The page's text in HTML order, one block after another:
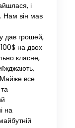
і
Нам він мав
дав грошей,
на двох
класне,
Майже все
на